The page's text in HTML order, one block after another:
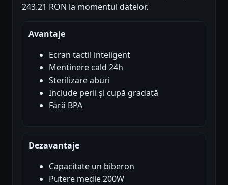
243.21 RON la momentul datelor.
Avantaje
Ecran tactil inteligent
Mentinere cald 24h
Sterilizare aburi
Include perii și cupă gradată
Fără BPA
Dezavantaje
Capacitate un biberon
Putere medie 200W